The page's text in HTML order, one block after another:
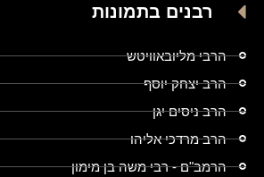
רבנים בתמונות
הרבי מליובאוויטש
הרב יצחק יוסף
הרב ניסים יגן
הרב מרדכי אליהו
הרמב"ם - רבי משה בן מימון